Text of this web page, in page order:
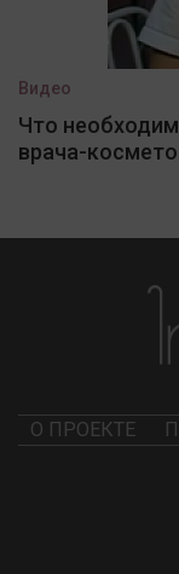
Видео
Что
врача-
О ПРОЕКТЕ